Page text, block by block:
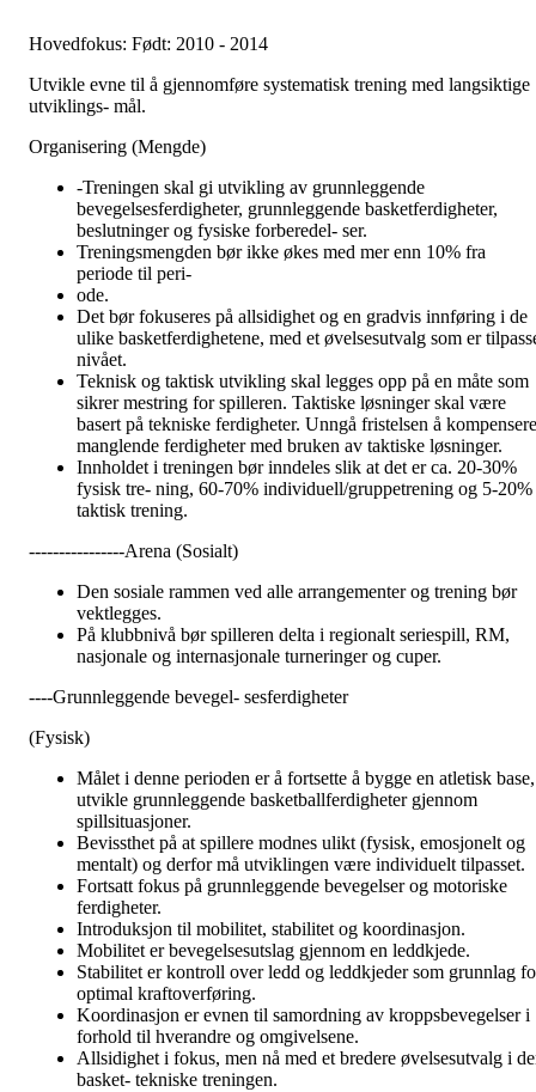
Hovedfokus: Født: 2010 - 2014
Utvikle evne til å gjennomføre systematisk trening med langsiktige
utviklings- mål.
Organisering (Mengde)
-Treningen skal gi utvikling av grunnleggende
bevegelsesferdigheter, grunnleggende basketferdigheter,
beslutninger og fysiske forberedel- ser.
Treningsmengden bør ikke økes med mer enn 10% fra
periode til peri-
ode.
Det bør fokuseres på allsidighet og en gradvis innføring i de
ulike basketferdighetene, med et øvelsesutvalg som er
nivået.
Teknisk og taktisk utvikling skal legges opp på en måte som
sikrer mestring for spilleren. Taktiske løsninger skal være
basert på tekniske ferdigheter. Unngå fristelsen å kompensere
manglende ferdigheter med bruken av taktiske løsninger.
Innholdet i treningen bør inndeles slik at det er ca. 20-30%
fysisk tre- ning, 60-70% individuell/gruppetrening og 5-20%
taktisk trening.
----------------Arena (Sosialt)
Den sosiale rammen ved alle arrangementer og trening bør
vektlegges.
På klubbnivå bør spilleren delta i regionalt seriespill, RM,
nasjonale og internasjonale turneringer og cuper.
----Grunnleggende bevegel- sesferdigheter
(Fysisk)
Målet i denne perioden er å fortsette å bygge en atletisk base,
utvikle grunnleggende basketballferdigheter gjennom
spillsituasjoner.
Bevissthet på at spillere modnes ulikt (fysisk, emosjonelt og
mentalt) og derfor må utviklingen være individuelt tilpasset.
Fortsatt fokus på grunnleggende bevegelser og motoriske
ferdigheter.
Introduksjon til mobilitet, stabilitet og koordinasjon.
Mobilitet er bevegelsesutslag gjennom en leddkjede.
Stabilitet er kontroll over ledd og leddkjeder som grunnlag
optimal kraftoverføring.
Koordinasjon er evnen til samordning av kroppsbevegelser i
forhold til hverandre og omgivelsene.
Allsidighet i fokus, men nå med et bredere øvelsesutvalg i
basket- tekniske treningen.